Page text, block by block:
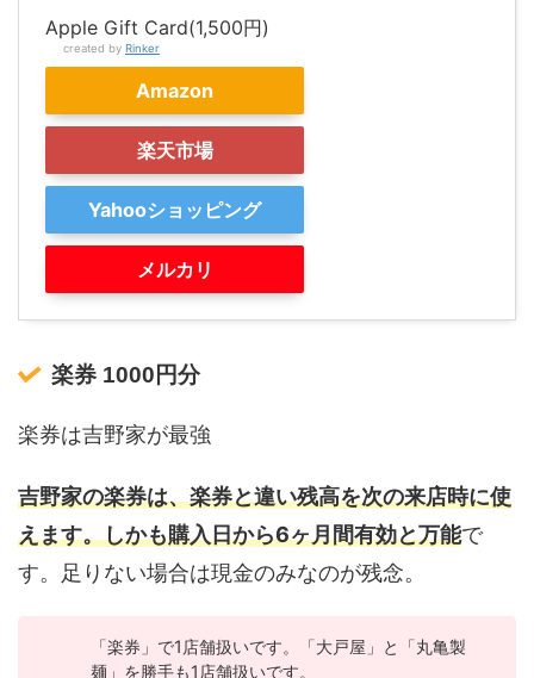
Apple Gift Card(1,500円)
created by Rinker
Amazon
楽天市場
Yahooショッピング
メルカリ
楽券 1000円分
楽券は吉野家が最強
吉野家の楽券は、楽券と違い残高を次の来店時に使
えます。しかも購入日から6ヶ月間有効と万能で
す。足りない場合は現金のみなのが残念。
「楽券」で1店舗扱いです。「大戸屋」と「丸亀製
麺」を勝手も1店舗扱いです。